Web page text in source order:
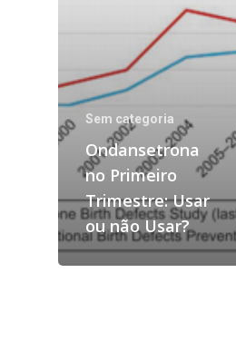
Sem categoria
Ondansetrona
no Primeiro
Trimestre: Usar
ou não Usar?